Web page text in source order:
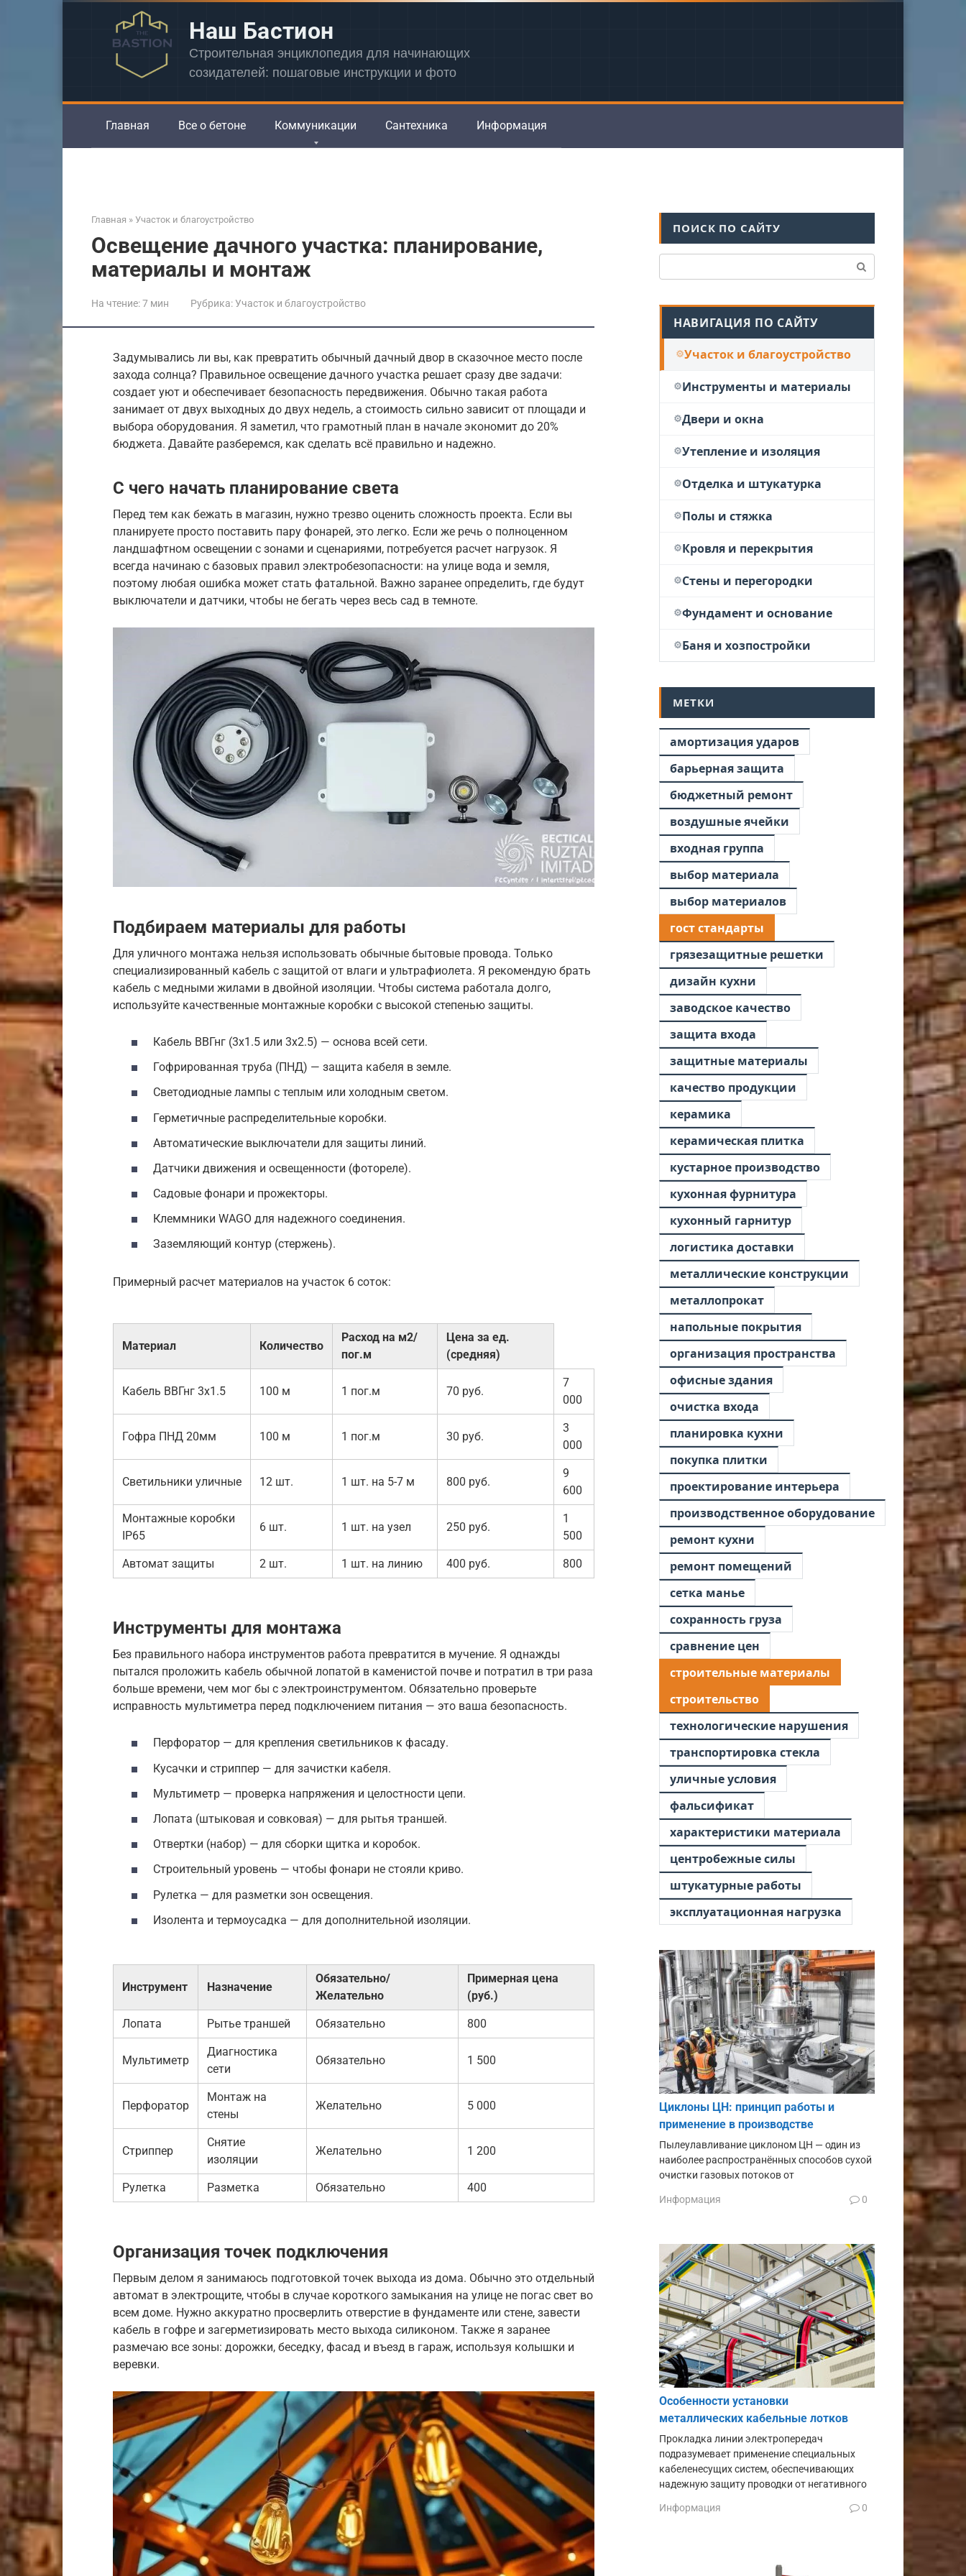
Наш Бастион
Строительная энциклопедия для начинающих
созидателей: пошаговые инструкции и фото
Главная Все о бетоне Коммуникации Сантехника Информация
Главная » Участок и благоустройство
Освещение дачного участка: планирование,
материалы и монтаж
На чтение:7 мин Рубрика:Участок и благоустройство
Задумывались ли вы, как превратить обычный дачный двор в сказочное место после
захода солнца? Правильное освещение дачного участка решает сразу две задачи:
создает уют и обеспечивает безопасность передвижения. Обычно такая работа
занимает от двух выходных до двух недель, а стоимость сильно зависит от площади и
выбора оборудования. Я заметил, что грамотный план в начале экономит до 20%
бюджета. Давайте разберемся, как сделать всё правильно и надежно.
С чего начать планирование света
Перед тем как бежать в магазин, нужно трезво оценить сложность проекта. Если вы
планируете просто поставить пару фонарей, это легко. Если же речь о полноценном
ландшафтном освещении с зонами и сценариями, потребуется расчет нагрузок. Я
всегда начинаю с базовых правил электробезопасности: на улице вода и земля,
поэтому любая ошибка может стать фатальной. Важно заранее определить, где будут
выключатели и датчики, чтобы не бегать через весь сад в темноте.
Подбираем материалы для работы
Для уличного монтажа нельзя использовать обычные бытовые провода. Только
специализированный кабель с защитой от влаги и ультрафиолета. Я рекомендую брать
кабель с медными жилами в двойной изоляции. Чтобы система работала долго,
используйте качественные монтажные коробки с высокой степенью защиты.
Кабель ВВГнг (3х1.5 или 3х2.5) — основа всей сети.
Гофрированная труба (ПНД) — защита кабеля в земле.
Светодиодные лампы с теплым или холодным светом.
Герметичные распределительные коробки.
Автоматические выключатели для защиты линий.
Датчики движения и освещенности (фотореле).
Садовые фонари и прожекторы.
Клеммники WAGO для надежного соединения.
Заземляющий контур (стержень).
Примерный расчет материалов на участок 6 соток:
Материал Количество
Расход на м2/
пог.м
Цена за ед.
(средняя)
Кабель ВВГнг 3х1.5 100 м 1 пог.м 70 руб.
7
000
Гофра ПНД 20мм 100 м 1 пог.м 30 руб.
3
000
Светильники уличные 12 шт. 1 шт. на 5-7 м 800 руб.
9
600
Монтажные коробки
IP65
6 шт. 1 шт. на узел 250 руб.
1
500
Автомат защиты 2 шт. 1 шт. на линию 400 руб. 800
Инструменты для монтажа
Без правильного набора инструментов работа превратится в мучение. Я однажды
пытался проложить кабель обычной лопатой в каменистой почве и потратил в три раза
больше времени, чем мог бы с электроинструментом. Обязательно проверьте
исправность мультиметра перед подключением питания — это ваша безопасность.
Перфоратор — для крепления светильников к фасаду.
Кусачки и стриппер — для зачистки кабеля.
Мультиметр — проверка напряжения и целостности цепи.
Лопата (штыковая и совковая) — для рытья траншей.
Отвертки (набор) — для сборки щитка и коробок.
Строительный уровень — чтобы фонари не стояли криво.
Рулетка — для разметки зон освещения.
Изолента и термоусадка — для дополнительной изоляции.
Инструмент Назначение
Обязательно/
Желательно
Примерная цена
(руб.)
Лопата Рытье траншей Обязательно 800
Мультиметр
Диагностика
сети
Обязательно 1 500
Перфоратор
Монтаж на
стены
Желательно 5 000
Стриппер
Снятие
изоляции
Желательно 1 200
Рулетка Разметка Обязательно 400
Организация точек подключения
Первым делом я занимаюсь подготовкой точек выхода из дома. Обычно это отдельный
автомат в электрощите, чтобы в случае короткого замыкания на улице не погас свет во
всем доме. Нужно аккуратно просверлить отверстие в фундаменте или стене, завести
кабель в гофре и загерметизировать место выхода силиконом. Также я заранее
размечаю все зоны: дорожки, беседку, фасад и въезд в гараж, используя колышки и
веревки.
ПОИСК ПО САЙТУ
НАВИГАЦИЯ ПО САЙТУ
Участок и благоустройство
Инструменты и материалы
Двери и окна
Утепление и изоляция
Отделка и штукатурка
Полы и стяжка
Кровля и перекрытия
Стены и перегородки
Фундамент и основание
Баня и хозпостройки
МЕТКИ
амортизация ударов
барьерная защита
бюджетный ремонт
воздушные ячейки
входная группа
выбор материала
выбор материалов
гост стандарты
грязезащитные решетки
дизайн кухни
заводское качество
защита входа
защитные материалы
качество продукции
керамика
керамическая плитка
кустарное производство
кухонная фурнитура
кухонный гарнитур
логистика доставки
металлические конструкции
металлопрокат
напольные покрытия
организация пространства
офисные здания
очистка входа
планировка кухни
покупка плитки
проектирование интерьера
производственное оборудование
ремонт кухни
ремонт помещений
сетка манье
сохранность груза
сравнение цен
строительные материалы
строительство
технологические нарушения
транспортировка стекла
уличные условия
фальсификат
характеристики материала
центробежные силы
штукатурные работы
эксплуатационная нагрузка
Циклоны ЦН: принцип работы и
применение в производстве
Пылеулавливание циклоном ЦН — один из
наиболее распространённых способов сухой
очистки газовых потоков от
Информация 0
Особенности установки
металлических кабельные лотков
Прокладка линии электропередач
подразумевает применение специальных
кабеленесущих систем, обеспечивающих
надежную защиту проводки от негативного
Информация 0